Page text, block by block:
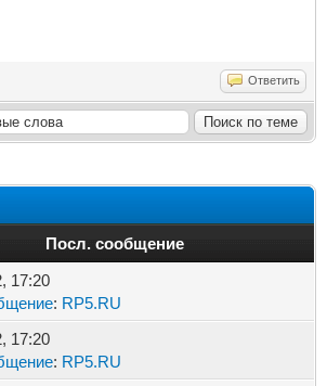
Ответить
Посл. сообщение
17:20
: RP5.RU
17:20
: RP5.RU